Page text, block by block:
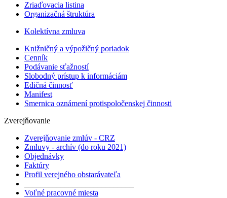
Zriaďovacia listina
Organizačná štruktúra
Kolektívna zmluva
Knižničný a výpožičný poriadok
Cenník
Podávanie sťažností
Slobodný prístup k informáciám
Edičná činnosť
Manifest
Smernica oznámení protispoločenskej činnosti
Zverejňovanie
Zverejňovanie zmlúv - CRZ
Zmluvy - archív (do roku 2021)
Objednávky
Faktúry
Profil verejného obstarávateľa
Voľné pracovné miesta